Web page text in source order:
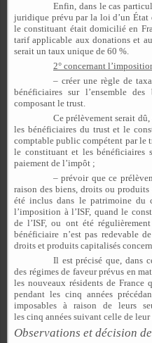
Enfin, dans le cas
juridique prévu par la loi d’un
le constituant était domicilié en
tarif applicable aux donations et
serait un taux unique de 60 %.
2° concernant
– créer une règle de
bénéficiaires sur l’ensemble
composant le trust.
Ce prélèvement serait
les bénéficiaires du trust et le
comptable public compétent par le
le constituant et les bénéficiaires
paiement de l’impôt ;
– prévoir que ce
raison des biens, droits ou
été inclus dans le patrimoine du
l’imposition à l’ISF, quand le
de l’ISF, ou ont été
bénéficiaire n’est pas redevable
droits et produits capitalisés
Il est précisé que, dans
des régimes de faveur prévus en
les nouveaux résidents de France
pendant les cinq années
imposables à raison de leurs
les cinq années suivant celle de
Observations et décision